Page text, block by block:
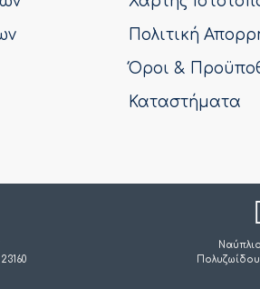
Πολιτική
Όροι &
Καταστήματα
Πολυζωίδου